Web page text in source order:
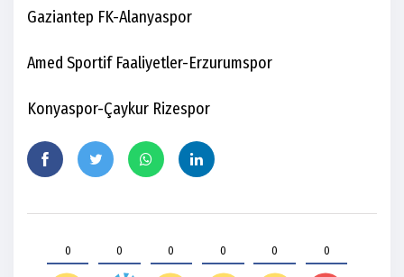
Gaziantep FK-Alanyaspor
Amed Sportif Faaliyetler-Erzurumspor
Konyaspor-Çaykur Rizespor
0 0 0 0 0 0